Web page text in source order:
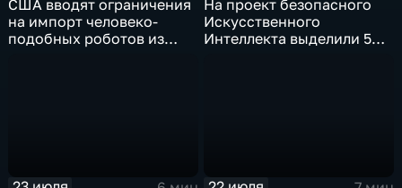
США вводят ограничения
на импорт человеко-
подобных роботов из
На проект безопасного
Искусственного
Интеллекта выделили 5